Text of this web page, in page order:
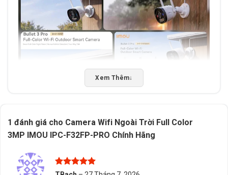
Xem Thêm↓
1 đánh giá cho Camera Wifi Ngoài Trời Full Color
3MP IMOU IPC-F32FP-PRO Chính Hãng
Được xếp